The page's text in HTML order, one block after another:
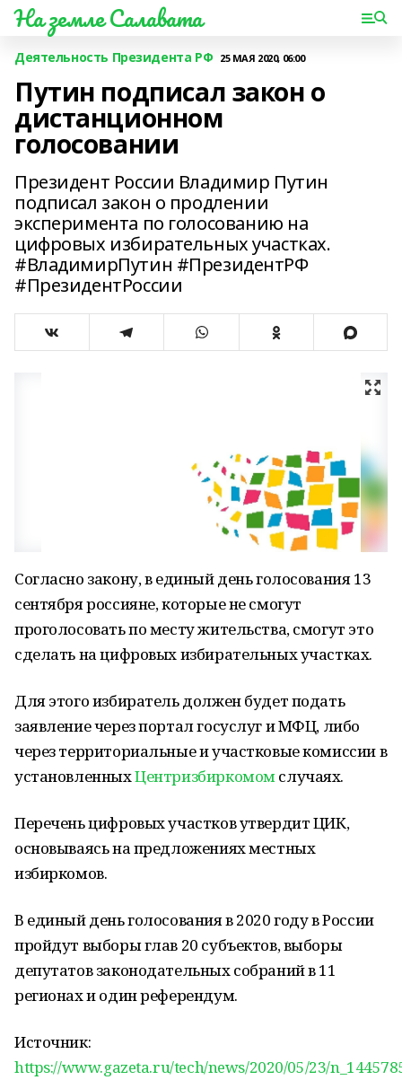
На земле Салавата
Деятельность Президента РФ 25 МАЯ 2020, 06:00
Путин подписал закон о
дистанционном
голосовании
Президент России Владимир Путин
подписал закон о продлении
эксперимента по голосованию на
цифровых избирательных участках.
#ВладимирПутин #ПрезидентРФ
#ПрезидентРоссии
Согласно закону, в единый день голосования 13
сентября россияне, которые не смогут
проголосовать по месту жительства, смогут это
сделать на цифровых избирательных участках.
Для этого избиратель должен будет подать
заявление через портал госуслуг и МФЦ, либо
через территориальные и участковые комиссии в
установленныхЦентризбиркомомслучаях.
Перечень цифровых участков утвердит ЦИК,
основываясь на предложениях местных
избиркомов.
В единый день голосования в 2020 году в России
пройдут выборы глав 20 субъектов, выборы
депутатов законодательных собраний в 11
регионах и один референдум.
Источник:
https://www.gazeta.ru/tech/news/2020/05/23/